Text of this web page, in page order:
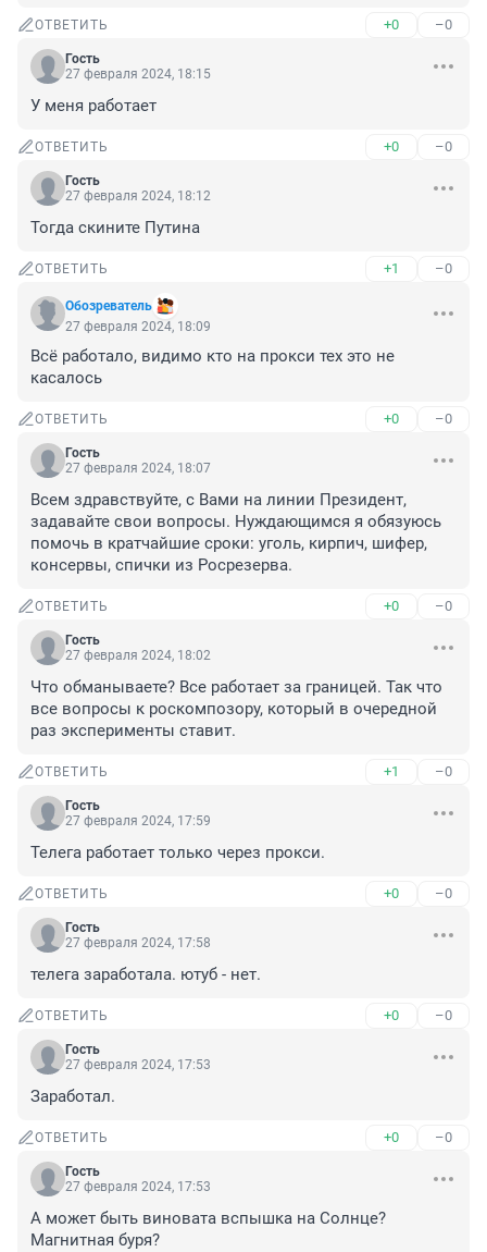
ОТВЕТИТЬ +0 –0
Гость
27 февраля 2024, 18:15
У меня работает
ОТВЕТИТЬ +0 –0
Гость
27 февраля 2024, 18:12
Тогда скините Путина
ОТВЕТИТЬ +1 –0
Обозреватель
27 февраля 2024, 18:09
Всё работало, видимо кто на прокси тех это не
касалось
ОТВЕТИТЬ +0 –0
Гость
27 февраля 2024, 18:07
Всем здравствуйте, с Вами на линии Президент,
задавайте свои вопросы. Нуждающимся я обязуюсь
помочь в кратчайшие сроки: уголь, кирпич, шифер,
консервы, спички из Росрезерва.
ОТВЕТИТЬ +0 –0
Гость
27 февраля 2024, 18:02
Что обманываете? Все работает за границей. Так что
все вопросы к роскомпозору, который в очередной
раз эксперименты ставит.
ОТВЕТИТЬ +1 –0
Гость
27 февраля 2024, 17:59
Телега работает только через прокси.
ОТВЕТИТЬ +0 –0
Гость
27 февраля 2024, 17:58
телега заработала. ютуб - нет.
ОТВЕТИТЬ +0 –0
Гость
27 февраля 2024, 17:53
Заработал.
ОТВЕТИТЬ +0 –0
Гость
27 февраля 2024, 17:53
А может быть виновата вспышка на Солнце?
Магнитная буря?